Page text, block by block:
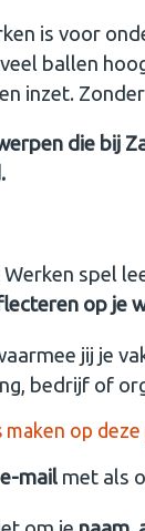
is voor
ballen
inzet.
die bij
spel
op je
jij je
bedrijf of
maken op deze
mail met als